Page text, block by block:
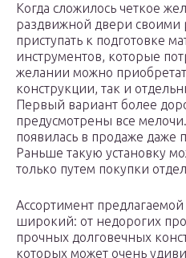
Когда сложилось четкое
раздвижной двери своими
приступать к подготовке
инструментов, которые
желании можно
конструкции, так и
Первый вариант более
предусмотрены все
появилась в продаже даже
Раньше такую установку
только путем покупки
Ассортимент
широкий: от недорогих
прочных долговечных
которых может очень